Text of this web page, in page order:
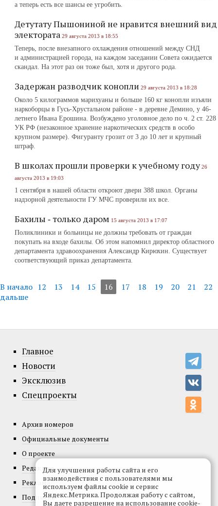
а теперь есть все шансы ее угробить.
Детутату Пышониной не нравится внешний вид
электората 29 августа 2013 в 18:55
Теперь, после внезапного охлаждения отношений между СНД
и администрацией города, на каждом заседании Совета ожидается
скандал. На этот раз он тоже был, хотя и другого рода.
Задержан разводчик конопли 29 августа 2013 в 18:28
Около 5 килограммов марихуаны и больше 160 кг конопли изъяли
наркоборцы в Гусь-Хрустальном районе ‑ в деревне Демино, у 46-
летнего Ивана Ерошина. Возбуждено уголовное дело по ч. 2 ст. 228
УК РФ (незаконное хранение наркотических средств в особо
крупном размере). Фигуранту грозит от 3 до 10 лет и крупный
штраф.
В школах прошли проверки к учебному году 26
августа 2013 в 19:03
1 сентября в нашей области откроют двери 388 школ. Органы
надзорной деятельности ГУ МЧС проверили их все.
Бахилы ‑ только даром 15 августа 2013 в 17:07
Поликлиники и больницы не должны требовать от граждан
покупать на входе бахилы. Об этом напомнил директор областного
департамента здравоохранения Александр Кирюхин. Существует
соответствующий приказ департамента.
В начало 12 13 14 15 16 17 18 19 20 21
22
дальше
Главное
Новости
Эксклюзив
Спецпроекты
Архив номеров
Официальные документы
О проекте
Редакция
Реклама
Подписка
Для улучшения работы сайта и его
взаимодействия с пользователями мы
используем файлы cookie и сервис
Яндекс.Метрика. Продолжая работу с сайтом,
Вы даете разрешение на использование cookie-